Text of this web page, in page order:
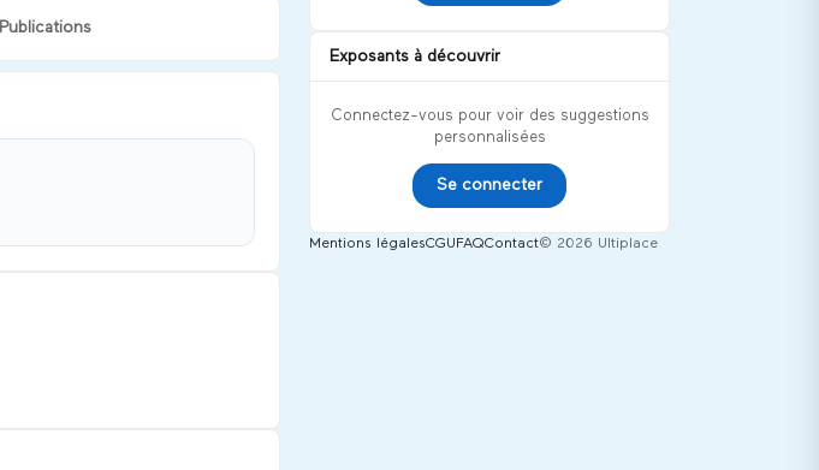
Publications
Exposants à découvrir
Connectez-vous pour voir des suggestions
personnalisées
Se connecter
Mentions légalesCGU FAQContact© 2026 Ultiplace